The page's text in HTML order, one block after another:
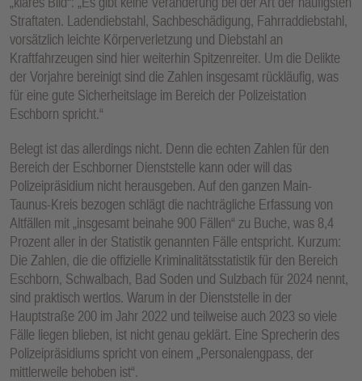
Straftaten. Ladendiebstahl, Sachbeschädigung, Fahrraddiebstahl,
vorsätzlich leichte Körperverletzung und Diebstahl an
Kraftfahrzeugen sind hier weiterhin Spitzenreiter. Um die Delikte
der Vorjahre bereinigt sind die Zahlen insgesamt rückläufig, was
für eine gute Sicherheitslage im Bereich der Polizeistation
Eschborn spricht.“
Belegt ist das allerdings nicht. Denn die echten Zahlen für den
Bereich der Eschborner Dienststelle kann oder will das
Polizeipräsidium nicht herausgeben. Auf den ganzen Main-
Taunus-Kreis bezogen schlägt die nachträgliche Erfassung von
Altfällen mit „insgesamt beinahe 900 Fällen“ zu Buche, was 8,4
Prozent aller in der Statistik genannten Fälle entspricht. Kurzum:
Die Zahlen, die die offizielle Kriminalitätsstatistik für den Bereich
Eschborn, Schwalbach, Bad Soden und Sulzbach für 2024 nennt,
sind praktisch wertlos. Warum in der Dienststelle in der
Hauptstraße 200 im Jahr 2022 und teilweise auch 2023 so viele
Fälle liegen blieben, ist nicht genau geklärt. Eine Sprecherin des
Polizeipräsidiums spricht von einem „Personalengpass, der
mittlerweile behoben ist“.